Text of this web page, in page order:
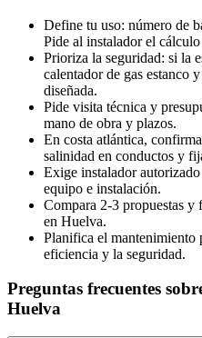
Define tu uso: número de
Pide al instalador el
Prioriza la seguridad: si la
calentador de gas estanco
diseñada.
Pide visita técnica y
mano de obra y plazos.
En costa atlántica,
salinidad en conductos y
Exige instalador
equipo e instalación.
Compara 2-3 propuestas y
en Huelva.
Planifica el mantenimiento
eficiencia y la seguridad.
Preguntas frecuentes
Huelva